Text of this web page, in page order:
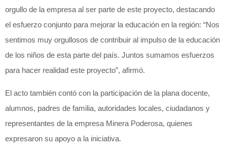
orgullo de la empresa al ser parte de este proyecto, destacando
el esfuerzo conjunto para mejorar la educación en la región: “Nos
sentimos muy orgullosos de contribuir al impulso de la educación
de los niños de esta parte del país. Juntos sumamos esfuerzos
para hacer realidad este proyecto”, afirmó.
El acto también contó con la participación de la plana docente,
alumnos, padres de familia, autoridades locales, ciudadanos y
representantes de la empresa Minera Poderosa, quienes
expresaron su apoyo a la iniciativa.